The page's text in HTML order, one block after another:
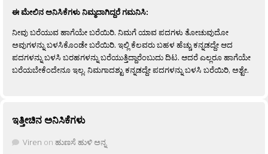
ಈ ಮೇಲಿನ ಅನಿಸಿಕೆಗಳು ನಿಮ್ಮದಾಗಿದ್ದರೆ ಗಮನಿಸಿ:
ನೀವು ಬರೆಯುವ ಹಾಗೆಯೇ ಬರೆಯಿರಿ. ನಿಮಗೆ ಯಾವ ಪದಗಳು ತೋಚುವುದೋ
ಅವುಗಳನ್ನು ಬಳಸಿಕೊಂಡೇ ಬರೆಯಿರಿ. ಇಲ್ಲಿ ಕೆಲವರು ಬಹಳ ಹೆಚ್ಚು ಕನ್ನಡದ್ದೇ ಆದ
ಪದಗಳನ್ನು ಬಳಸಿ ಬರಹಗಳನ್ನು ಬರೆಯುತ್ತಿದ್ದಾರೆಂಬುದು ದಿಟ. ಆದರೆ ಎಲ್ಲರೂ ಹಾಗೆಯೇ
ಬರೆಯಬೇಕೆಂದೇನೂ ಇಲ್ಲ. ನಿಮಗಾದಶ್ಟು ಕನ್ನಡದ್ದೇ ಪದಗಳನ್ನು ಬಳಸಿ ಬರೆಯಿರಿ, ಅಶ್ಟೇ.
ಇತ್ತೀಚಿನ ಅನಿಸಿಕೆಗಳು
Viren on ಹುಣಸೆ ಹುಳಿ ಅನ್ನ